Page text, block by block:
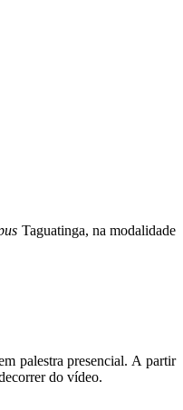
Taguatinga, na modalidade
palestra presencial. A partir
do vídeo.